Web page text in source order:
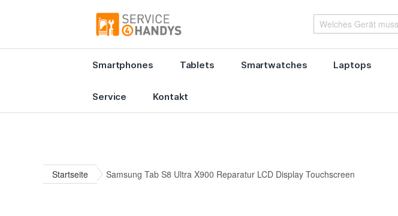
Smartphones Tablets Smartwatches Laptops
Service Kontakt
Startseite Samsung Tab S8 Ultra X900 Reparatur LCD Display Touchscreen